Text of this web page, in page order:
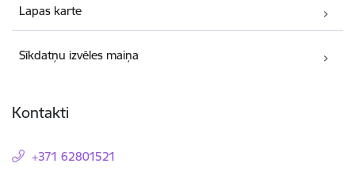
Lapas karte
Sīkdatņu izvēles maiņa
Kontakti
+371 62801521